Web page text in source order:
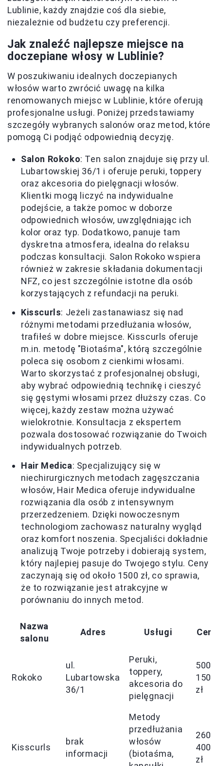
Lublinie, każdy znajdzie coś dla siebie,
niezależnie od budżetu czy preferencji.
Jak znaleźć najlepsze miejsce na
doczepiane włosy w Lublinie?
W poszukiwaniu idealnych doczepianych
włosów warto zwrócić uwagę na kilka
renomowanych miejsc w Lublinie, które oferują
profesjonalne usługi. Poniżej przedstawiamy
szczegóły wybranych salonów oraz metod, które
pomogą Ci podjąć odpowiednią decyzję.
Salon Rokoko: Ten salon znajduje się przy ul.
Lubartowskiej 36/1 i oferuje peruki, toppery
oraz akcesoria do pielęgnacji włosów.
Klientki mogą liczyć na indywidualne
podejście, a także pomoc w doborze
odpowiednich włosów, uwzględniając ich
kolor oraz typ. Dodatkowo, panuje tam
dyskretna atmosfera, idealna do relaksu
podczas konsultacji. Salon Rokoko wspiera
również w zakresie składania dokumentacji
NFZ, co jest szczególnie istotne dla osób
korzystających z refundacji na peruki.
Kisscurls: Jeżeli zastanawiasz się nad
różnymi metodami przedłużania włosów,
trafiłeś w dobre miejsce. Kisscurls oferuje
m.in. metodę "Biotaśma", którą szczególnie
poleca się osobom z cienkimi włosami.
Warto skorzystać z profesjonalnej obsługi,
aby wybrać odpowiednią technikę i cieszyć
się gęstymi włosami przez dłuższy czas. Co
więcej, każdy zestaw można używać
wielokrotnie. Konsultacja z ekspertem
pozwala dostosować rozwiązanie do Twoich
indywidualnych potrzeb.
Hair Medica: Specjalizujący się w
niechirurgicznych metodach zagęszczania
włosów, Hair Medica oferuje indywidualne
rozwiązania dla osób z intensywnym
przerzedzeniem. Dzięki nowoczesnym
technologiom zachowasz naturalny wygląd
oraz komfort noszenia. Specjaliści dokładnie
analizują Twoje potrzeby i dobierają system,
który najlepiej pasuje do Twojego stylu. Ceny
zaczynają się od około 1500 zł, co sprawia,
że to rozwiązanie jest atrakcyjne w
porównaniu do innych metod.
Nazwa
salonu
Adres Usługi Cena
Rokoko
ul.
Lubartowska
36/1
Peruki,
toppery,
akcesoria do
pielęgnacji
500-
1500
zł
Kisscurls
brak
informacji
Metody
przedłużania
włosów
(biotaśma,
4000
zł